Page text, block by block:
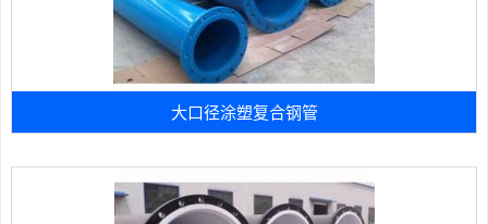
大口径涂塑复合钢管